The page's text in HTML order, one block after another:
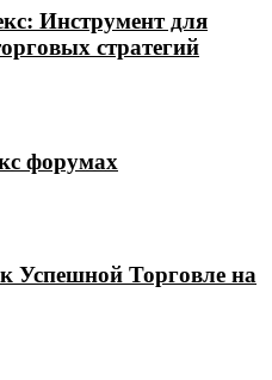
Инструмент для
стратегий
форумах
Успешной Торговле на